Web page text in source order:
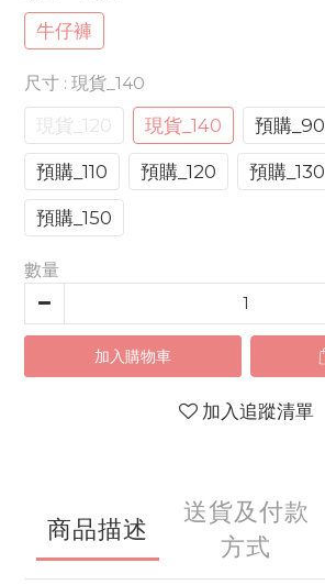
牛仔褲
尺寸 : 現貨_140
現貨_120 現貨_140 預購_90
預購_110 預購_120 預購_130
預購_150
數量
加入購物車
加入追蹤清單
商品描述
送貨及付款
方式